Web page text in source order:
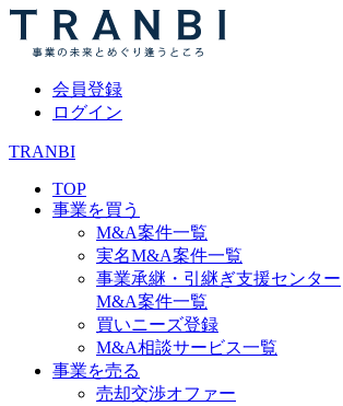
会員登録
ログイン
TRANBI
TOP
事業を買う
M&A案件一覧
実名M&A案件一覧
事業承継・引継ぎ支援センター
M&A案件一覧
買いニーズ登録
M&A相談サービス一覧
事業を売る
売却交渉オファー